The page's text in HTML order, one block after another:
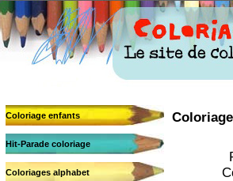
Coloriage enfants
Hit-Parade coloriage
Coloriages alphabet